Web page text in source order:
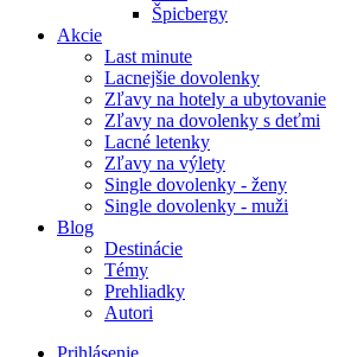
Špicbergy
Akcie
Last minute
Lacnejšie dovolenky
Zľavy na hotely a ubytovanie
Zľavy na dovolenky s deťmi
Lacné letenky
Zľavy na výlety
Single dovolenky - ženy
Single dovolenky - muži
Blog
Destinácie
Témy
Prehliadky
Autori
Prihlásenie